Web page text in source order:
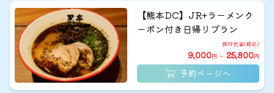
【熊本DC】JR+ラーメンク
ーポン付き日帰りプラン
9,000円 ～ 25,800円
予約ページへ